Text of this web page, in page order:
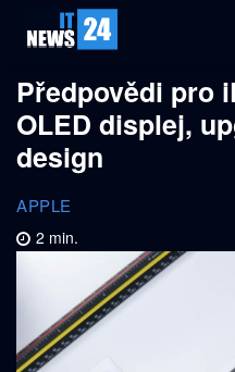
Předpovědi pro
OLED displej,
design
APPLE
2 min.